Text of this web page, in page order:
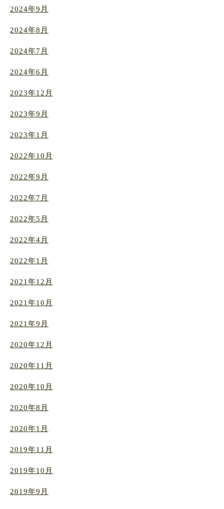
2024年9月
2024年8月
2024年7月
2024年6月
2023年12月
2023年9月
2023年1月
2022年10月
2022年9月
2022年7月
2022年5月
2022年4月
2022年1月
2021年12月
2021年10月
2021年9月
2020年12月
2020年11月
2020年10月
2020年8月
2020年1月
2019年11月
2019年10月
2019年9月